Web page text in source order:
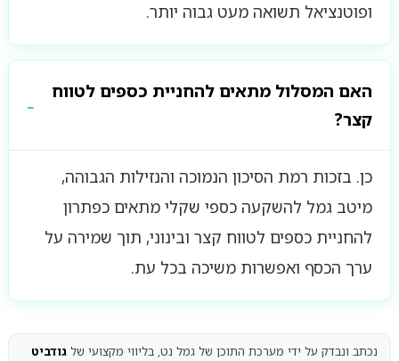
ופוטנציאל תשואה מעט גבוה יותר.
האם המסלול מתאים להחניית כספים לטווח
קצר?
כן. בזכות רמת הסיכון הנמוכה והנזילות הגבוהה,
מיטב גמל להשקעה כספי שקלי מתאים כפתרון
להחניית כספים לטווח קצר ובינוני, תוך שמירה על
ערך הכסף ואפשרות משיכה בכל עת.
נכתב ונבדק על ידי מערכת התוכן של גמל נט, בליווי מקצועי של גודביט